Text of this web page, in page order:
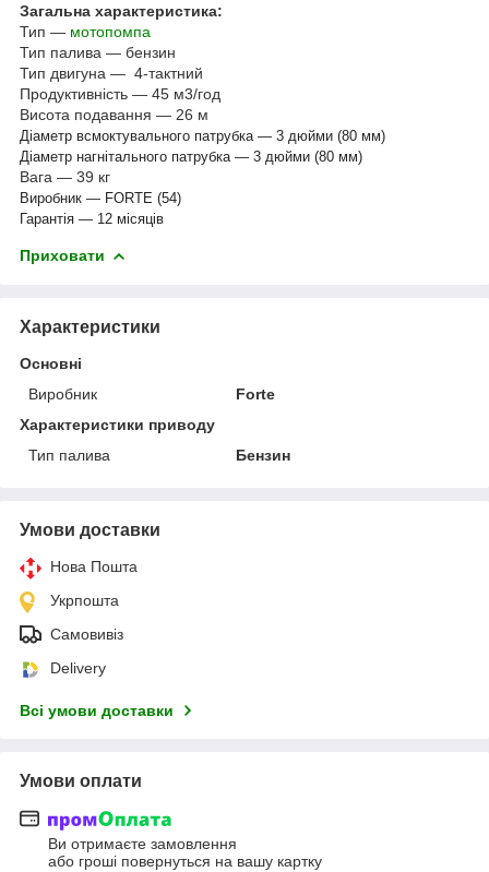
Загальна характеристика:
Тип — мотопомпа
Тип палива — бензин
Тип двигуна — 4-тактний
Продуктивність — 45 м3/год
Висота подавання — 26 м
Діаметр всмоктувального патрубка — 3 дюйми (80 мм)
Діаметр нагнітального патрубка — 3 дюйми (80 мм)
Вага — 39 кг
Виробник — FORTE (54)
Гарантія — 12 місяців
Приховати
Характеристики
Основні
Виробник
Forte
Характеристики приводу
Тип палива
Бензин
Умови доставки
Нова Пошта
Укрпошта
Самовивіз
Delivery
Всі умови доставки
Умови оплати
Ви отримаєте замовлення
або гроші повернуться на вашу картку